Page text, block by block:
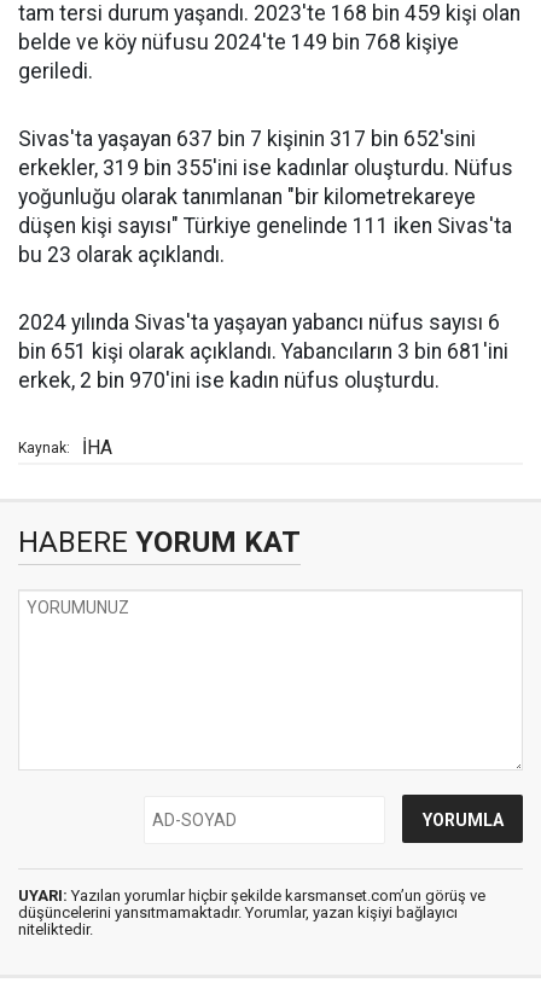
tam tersi durum yaşandı. 2023'te 168 bin 459 kişi olan
belde ve köy nüfusu 2024'te 149 bin 768 kişiye
geriledi.
Sivas'ta yaşayan 637 bin 7 kişinin 317 bin 652'sini
erkekler, 319 bin 355'ini ise kadınlar oluşturdu. Nüfus
yoğunluğu olarak tanımlanan "bir kilometrekareye
düşen kişi sayısı" Türkiye genelinde 111 iken Sivas'ta
bu 23 olarak açıklandı.
2024 yılında Sivas'ta yaşayan yabancı nüfus sayısı 6
bin 651 kişi olarak açıklandı. Yabancıların 3 bin 681'ini
erkek, 2 bin 970'ini ise kadın nüfus oluşturdu.
Kaynak: İHA
HABERE YORUM KAT
UYARI: Yazılan yorumlar hiçbir şekilde karsmanset.com’un görüş ve
düşüncelerini yansıtmamaktadır. Yorumlar, yazan kişiyi bağlayıcı
niteliktedir.